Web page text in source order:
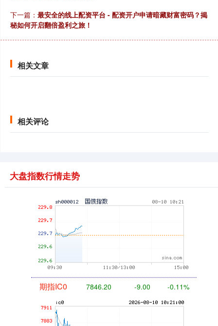
下一篇： 最安全的线上配资平台 - 配资开户申请暗藏财富密码？揭
秘如何开启翻倍盈利之旅！
相关文章
相关评论
大盘指数行情走势
期指IC0